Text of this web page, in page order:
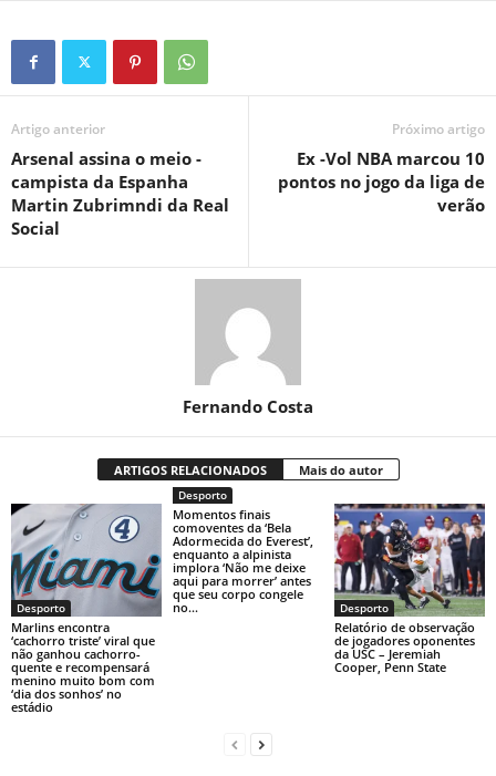
Artigo anterior
Arsenal assina o meio -
campista da Espanha
Martin Zubrimndi da Real
Social
Próximo artigo
Ex -Vol NBA marcou 10
pontos no jogo da liga de
verão
Fernando Costa
ARTIGOS RELACIONADOS Mais do autor
Desporto
Marlins encontra
‘cachorro triste’ viral que
não ganhou cachorro-
quente e recompensará
menino muito bom com
‘dia dos sonhos’ no
estádio
Desporto
Momentos finais
comoventes da ‘Bela
Adormecida do Everest’,
enquanto a alpinista
implora ‘Não me deixe
aqui para morrer’ antes
que seu corpo congele
no...
Desporto
Relatório de observação
de jogadores oponentes
da USC – Jeremiah
Cooper, Penn State